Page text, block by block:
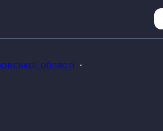
області